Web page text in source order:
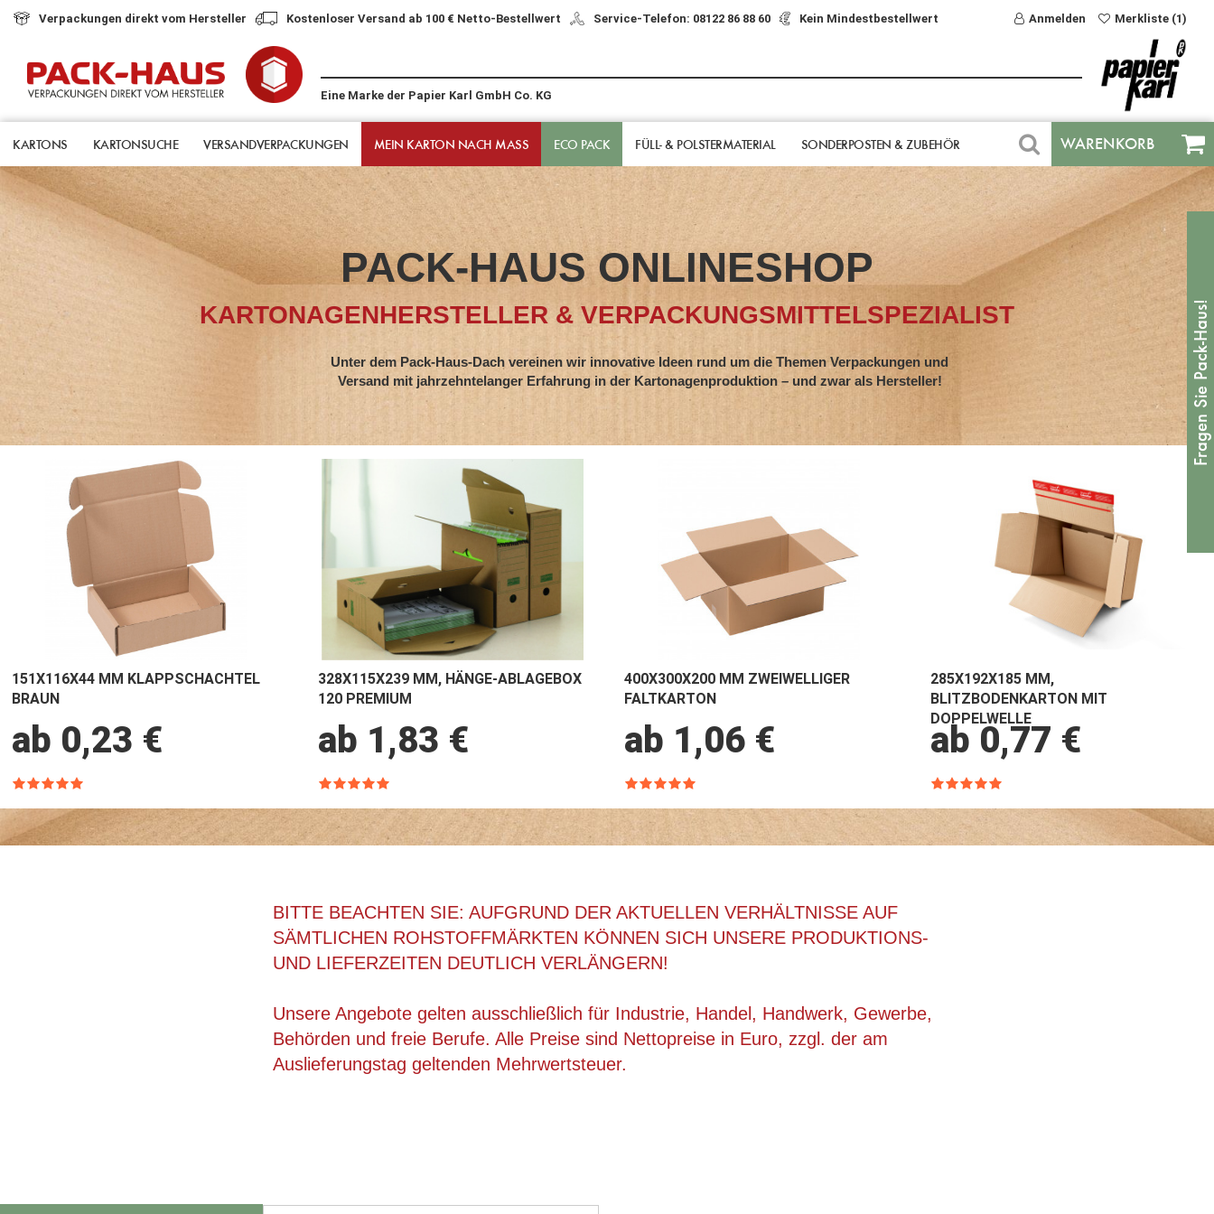
Verpackungen direkt vom Hersteller Kostenloser Versand ab 100 € Netto-Bestellwert Service-Telefon: 08122 86 88 60 Kein Mindestbestellwert Anmelden Merkliste (1)
Eine Marke der Papier Karl GmbH Co. KG
KARTONS KARTONSUCHE VERSANDVERPACKUNGEN MEIN KARTON NACH MASS ECO PACK FÜLL- & POLSTER­MATERIAL SONDERPOSTEN & ZUBEHÖR WARENKORB
PACK-HAUS ONLINESHOP
KARTONAGENHERSTELLER & VERPACKUNGSMITTELSPEZIALIST
Unter dem Pack-Haus-Dach vereinen wir innovative Ideen rund um die Themen Verpackungen und
Versand mit jahrzehntelanger Erfahrung in der Kartonagenproduktion – und zwar als Hersteller!
151X116X44 MM KLAPPSCHACHTEL
BRAUN
ab 0,23 €
328X115X239 MM, HÄNGE-ABLAGEBOX
120 PREMIUM
ab 1,83 €
400X300X200 MM ZWEIWELLIGER
FALTKARTON
ab 1,06 €
285X192X185 MM,
BLITZBODENKARTON MIT
DOPPELWELLE
ab 0,77 €
BITTE BEACHTEN SIE: AUFGRUND DER AKTUELLEN VERHÄLTNISSE AUF
SÄMTLICHEN ROHSTOFFMÄRKTEN KÖNNEN SICH UNSERE PRODUKTIONS-
UND LIEFERZEITEN DEUTLICH VERLÄNGERN!
Unsere Angebote gelten ausschließlich für Industrie, Handel, Handwerk, Gewerbe,
Behörden und freie Berufe. Alle Preise sind Nettopreise in Euro, zzgl. der am
Auslieferungstag geltenden Mehrwertsteuer.